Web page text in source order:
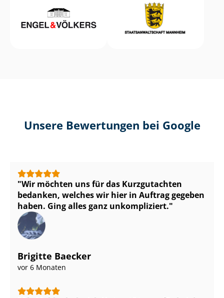
Unsere Bewertungen bei Google
Wir möchten uns für das Kurzgutachten
bedanken, welches wir hier in Auftrag gegeben
haben. Ging alles ganz unkompliziert.
Brigitte Baecker
vor 6 Monaten